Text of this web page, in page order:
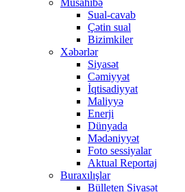
Müsahibə
Sual-cavab
Çətin sual
Bizimkiler
Xəbərlər
Siyasət
Cəmiyyət
İqtisadiyyat
Maliyyə
Enerji
Dünyada
Mədəniyyət
Foto sessiyalar
Aktual Reportaj
Buraxılışlar
Bülleten Siyasət